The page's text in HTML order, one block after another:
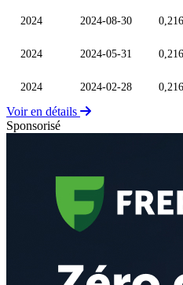
2024 2024-08-30
2024 2024-05-31
2024 2024-02-28
Voir en détails
Sponsorisé